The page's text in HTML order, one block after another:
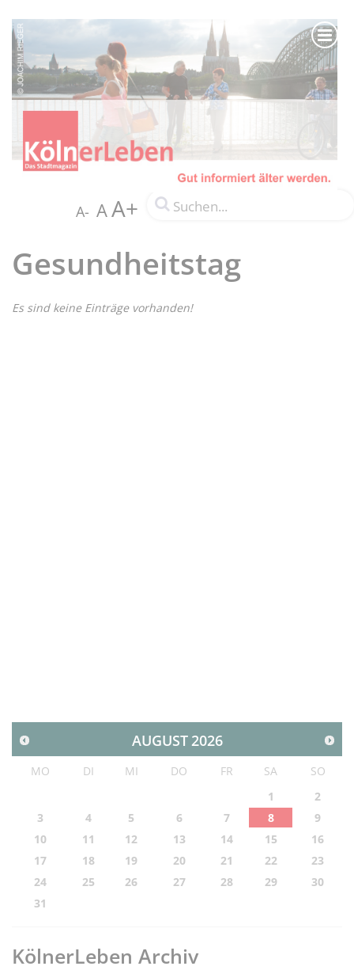
A- AA+
Gesundheitstag
Es sind keine Einträge vorhanden!
AUGUST2026
MO DI MI DO FR SA
SO
1
2
3
4 5 6 7 8
9
10
11 12 13 14 15
16
17
18 19 20 21 22
23
24
25 26 27 28 29
30
31
KölnerLeben Archiv